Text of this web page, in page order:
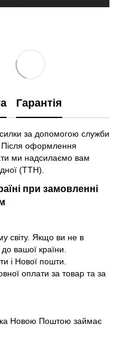
Гарантія
за допомогою служби
оформлення
ми надсилаємо вам
(ТТН).
при замовленні
світу. Якщо ви не в
вашої країни.
і Нової пошти.
оплати за товар та за
Новою Поштою займає